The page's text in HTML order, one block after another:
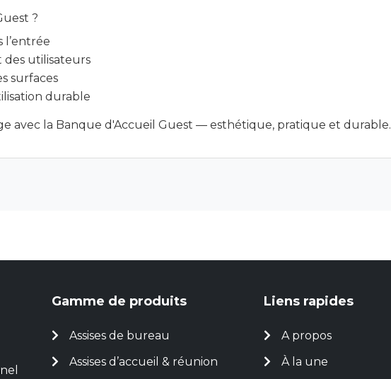
?
l’entrée
des utilisateurs
surfaces
durable
avec la Banque d'Accueil Guest — esthétique, pratique et durable.
Gamme de produits
Assises de bureau
Assises d’accueil & réunion
Liens rapides
A propos
À la une